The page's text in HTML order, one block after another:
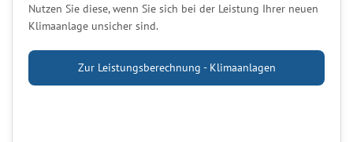
Nutzen Sie diese, wenn Sie sich bei der Leistung Ihrer neuen
Klimaanlage unsicher sind.
Zur Leistungsberechnung - Klimaanlagen